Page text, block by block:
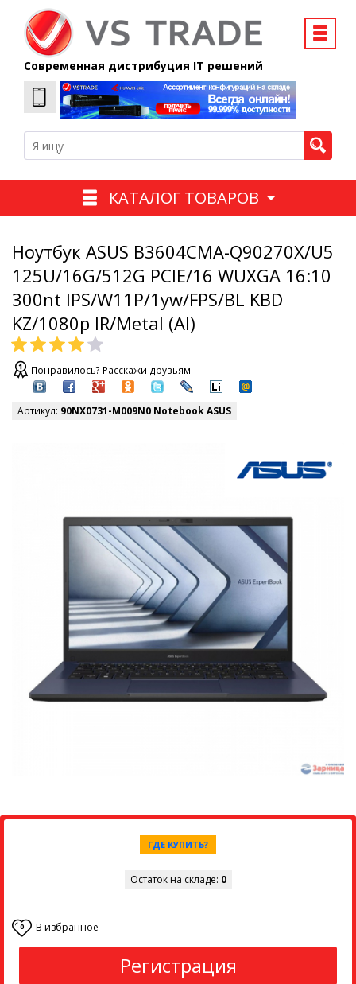
Современная дистрибуция IT решений
КАТАЛОГ ТОВАРОВ
Ноутбук ASUS B3604CMA-Q90270X/U5
125U/16G/512G PCIE/16 WUXGA 16:10
300nt IPS/W11P/1yw/FPS/BL KBD
KZ/1080p IR/Metal (Al)
Понравилось? Расскажи друзьям!
Артикул: 90NX0731-M009N0 Notebook ASUS
ГДЕ КУПИТЬ?
Остаток на складе: 0
0 В избранное
Регистрация